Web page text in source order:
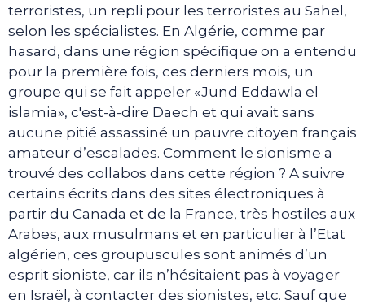
terroristes, un repli pour les terroristes au Sahel,
selon les spécialistes. En Algérie, comme par
hasard, dans une région spécifique on a entendu
pour la première fois, ces derniers mois, un
groupe qui se fait appeler «Jund Eddawla el
islamia», c'est-à-dire Daech et qui avait sans
aucune pitié assassiné un pauvre citoyen français
amateur d’escalades. Comment le sionisme a
trouvé des collabos dans cette région ? A suivre
certains écrits dans des sites électroniques à
partir du Canada et de la France, très hostiles aux
Arabes, aux musulmans et en particulier à l’Etat
algérien, ces groupuscules sont animés d’un
esprit sioniste, car ils n’hésitaient pas à voyager
en Israël, à contacter des sionistes, etc. Sauf que